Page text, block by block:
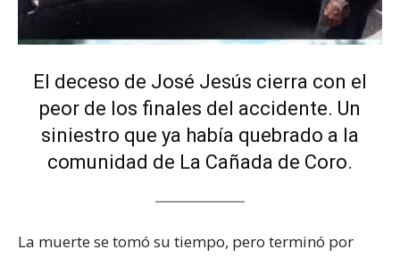
El deceso de José Jesús cierra con el
peor de los finales del accidente. Un
siniestro que ya había quebrado a la
comunidad de La Cañada de Coro.
La muerte se tomó su tiempo, pero terminó por